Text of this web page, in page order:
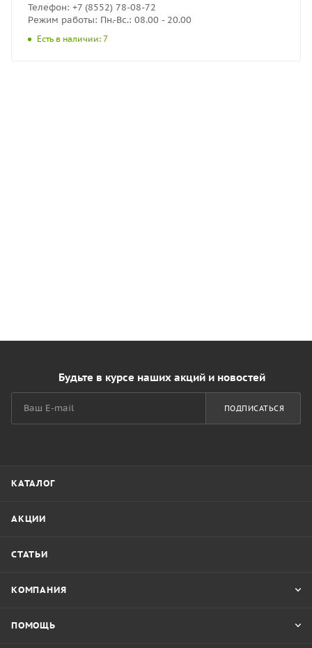
Телефон: +7 (8552) 78-08-72
Режим работы: Пн.-Вс.: 08.00 - 20.00
Есть в наличии: 7
Будьте в курсе наших акций и новостей
ПОДПИСАТЬСЯ
КАТАЛОГ
АКЦИИ
СТАТЬИ
КОМПАНИЯ
ПОМОЩЬ